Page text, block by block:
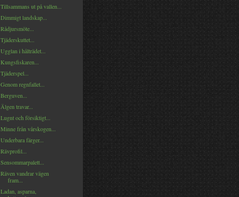
Tillsammans ut på vallen...
Dimmigt landskap...
Rådjursmöte...
Tjäderskuttet...
Ugglan i hålträdet...
Kungsfiskaren...
Tjäderspel...
Genom regnfallet...
Berguven...
Älgen travar...
Lugnt och försiktigt...
Minne från vårskogen...
Underbara färger...
Rävprofil...
Sensommarpalett...
Räven vandrar vägen
fram...
Ladan, asparna,